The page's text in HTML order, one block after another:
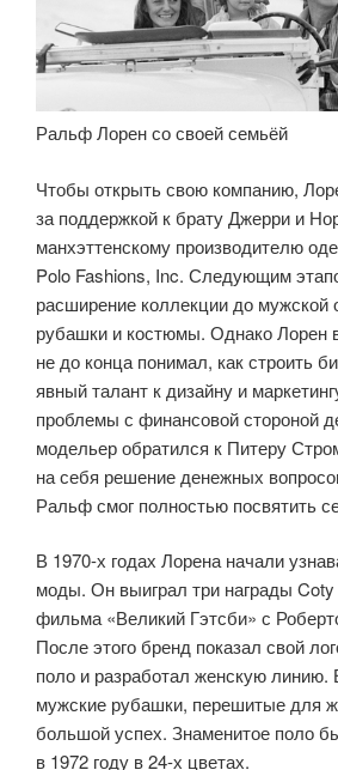
Ральф Лорен со своей семьёй
Чтобы открыть свою компанию,
за поддержкой к брату Джерри и
манхэттенскому производителю
Polo Fashions, Inc. Следующим
расширение коллекции до
рубашки и костюмы. Однако Лорен
не до конца понимал, как строить
явный талант к дизайну и
проблемы с финансовой стороной
модельер обратился к Питеру
на себя решение денежных
Ральф смог полностью посвятить
В 1970-х годах Лорена начали
моды. Он выиграл три награды
фильма «Великий Гэтсби» с
После этого бренд показал свой
поло и разработал женскую линию.
мужские рубашки, перешитые для
большой успех. Знаменитое поло
в 1972 году в 24-х цветах.